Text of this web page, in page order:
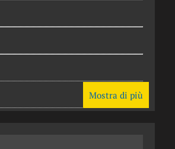
Mostra di più